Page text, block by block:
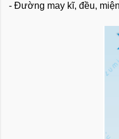
- Đường may kĩ, đều,